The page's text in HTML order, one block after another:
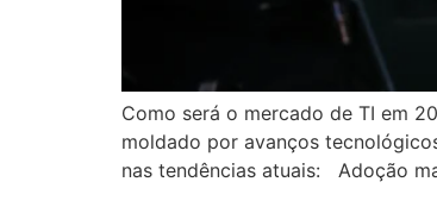
Como será o mercado de TI em
moldado por avanços
nas tendências atuais: Adoção